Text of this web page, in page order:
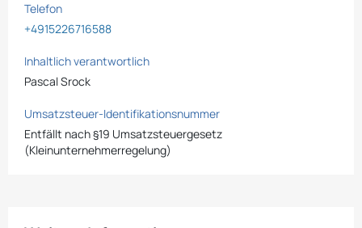
Telefon
+4915226716588
Inhaltlich verantwortlich
Pascal Srock
Umsatzsteuer-Identifikationsnummer
Entfällt nach §19 Umsatzsteuergesetz
(Kleinunternehmerregelung)